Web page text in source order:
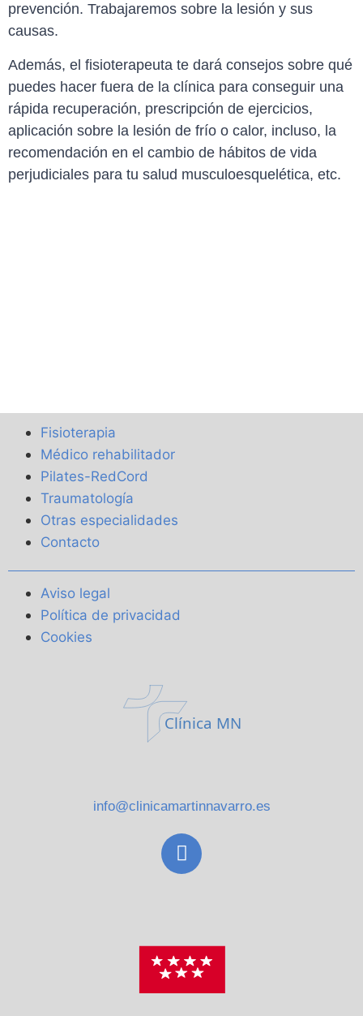
prevención. Trabajaremos sobre la lesión y sus
causas.
Además, el fisioterapeuta te dará consejos sobre qué
puedes hacer fuera de la clínica para conseguir una
rápida recuperación, prescripción de ejercicios,
aplicación sobre la lesión de frío o calor, incluso, la
recomendación en el cambio de hábitos de vida
perjudiciales para tu salud musculoesquelética, etc.
Fisioterapia
Médico rehabilitador
Pilates-RedCord
Traumatología
Otras especialidades
Contacto
Aviso legal
Política de privacidad
Cookies
Clínica MN
info@clinicamartinnavarro.es